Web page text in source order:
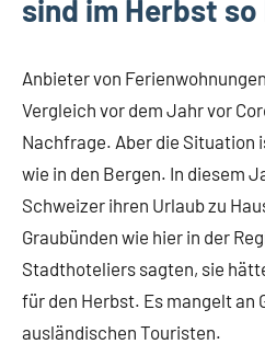
sind im Herbst
Anbieter von
Vergleich vor dem Jahr vor
Nachfrage. Aber die Situation
wie in den Bergen. In diesem
Schweizer ihren Urlaub zu
Graubünden wie hier in der
Stadthoteliers sagten, sie
für den Herbst. Es mangelt an
ausländischen Touristen.